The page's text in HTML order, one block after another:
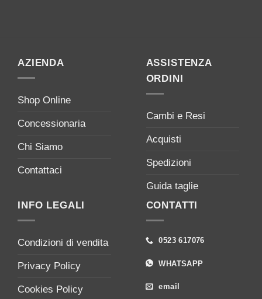
AZIENDA
Shop Online
Concessionaria
Chi Siamo
Contattaci
ASSISTENZA
ORDINI
Cambi e Resi
Acquisti
Spedizioni
Guida taglie
INFO LEGALI
Condizioni di vendita
Privacy Policy
Cookies Policy
CONTATTI
0523 617076
WHATSAPP
email